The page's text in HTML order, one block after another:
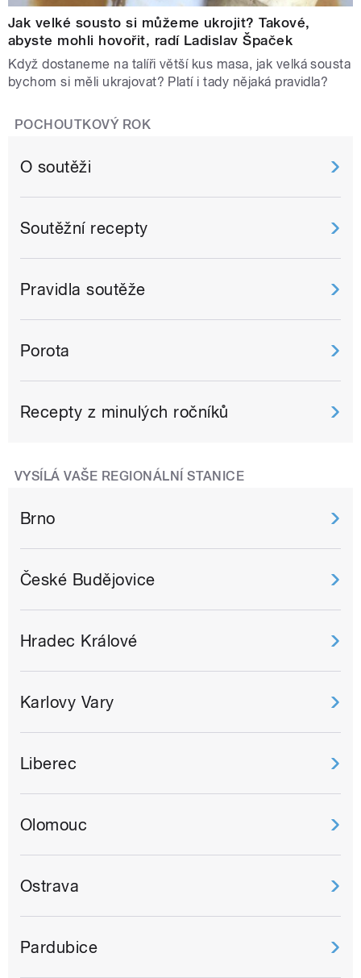
Jak velké sousto si můžeme ukrojit? Takové,
abyste mohli hovořit, radí Ladislav Špaček
Když dostaneme na talíři větší kus masa, jak velká sousta
bychom si měli ukrajovat? Platí i tady nějaká pravidla?
POCHOUTKOVÝ ROK
O soutěži
Soutěžní recepty
Pravidla soutěže
Porota
Recepty z minulých ročníků
VYSÍLÁ VAŠE REGIONÁLNÍ STANICE
Brno
České Budějovice
Hradec Králové
Karlovy Vary
Liberec
Olomouc
Ostrava
Pardubice